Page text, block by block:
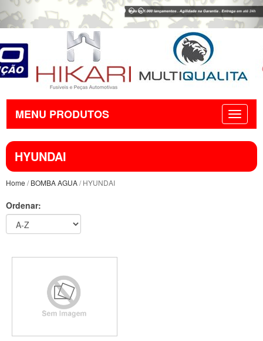
MENU PRODUTOS
HYUNDAI
Home /BOMBA AGUA/ HYUNDAI
Ordenar: